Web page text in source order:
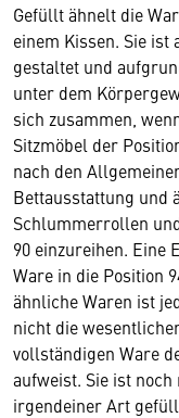
Gefüllt ähnelt die
einem Kissen. Sie
gestaltet und
unter dem
sich zusammen,
Sitzmöbel der
nach den
Bettausstattung und
Schlummerrollen
90 einzureihen.
Ware in die Position
ähnliche Waren ist
nicht die
vollständigen Ware
aufweist. Sie ist
irgendeiner Art